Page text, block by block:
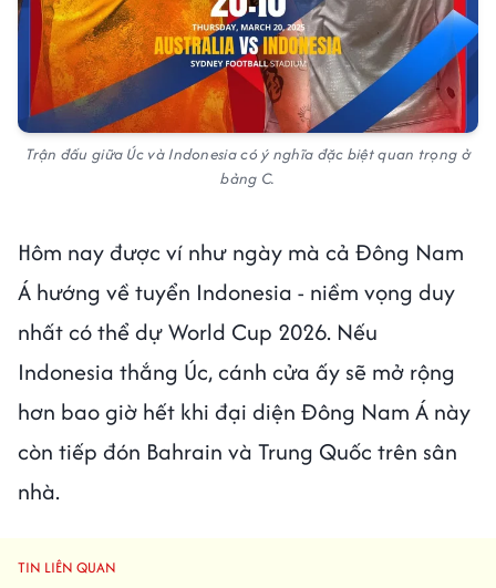
Trận đấu giữa Úc và Indonesia có ý nghĩa đặc biệt quan trọng ở
bảng C.
Hôm nay được ví như ngày mà cả Đông Nam
Á hướng về tuyển Indonesia - niềm vọng duy
nhất có thể dự World Cup 2026. Nếu
Indonesia thắng Úc, cánh cửa ấy sẽ mở rộng
hơn bao giờ hết khi đại diện Đông Nam Á này
còn tiếp đón Bahrain và Trung Quốc trên sân
nhà.
TIN LIÊN QUAN